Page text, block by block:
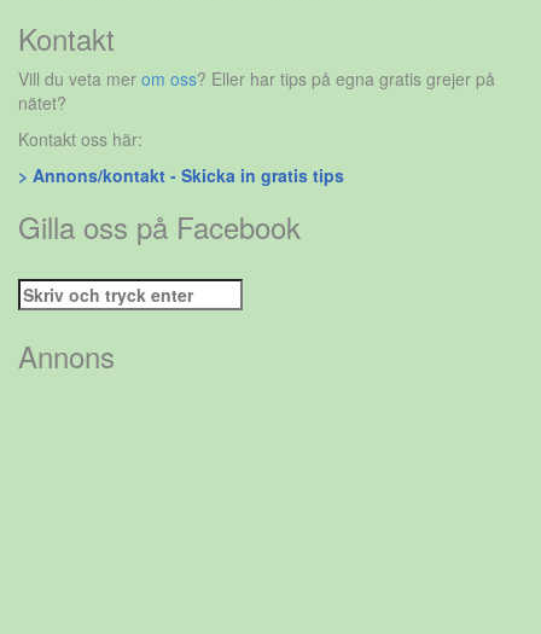
Kontakt
Vill du veta mer om oss? Eller har tips på egna gratis grejer på
nätet?
Kontakt oss här:
> Annons/kontakt - Skicka in gratis tips
Gilla oss på Facebook
Sök
efter:
Annons